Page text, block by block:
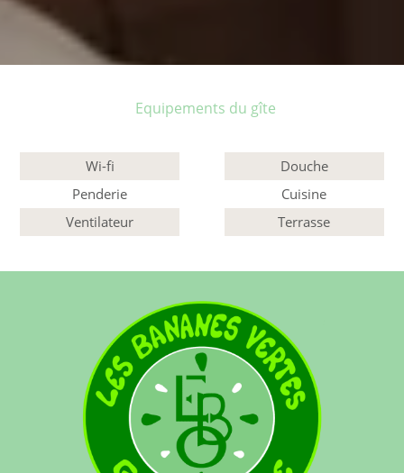
Equipements du gîte
Wi-fi
Penderie
Ventilateur
Douche
Cuisine
Terrasse